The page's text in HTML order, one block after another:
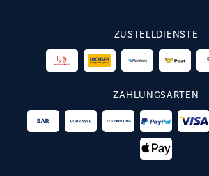
ZUSTELLDIENSTE
ZAHLUNGSARTEN